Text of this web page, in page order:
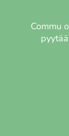
Commu